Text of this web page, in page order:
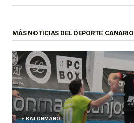
MÁS NOTICIAS DEL DEPORTE CANARIO
BALONMANO